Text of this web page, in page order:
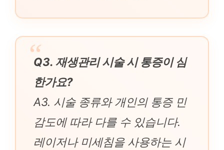
Q3. 재생관리 시술 시 통증이 심
한가요?
A3. 시술 종류와 개인의 통증 민
감도에 따라 다를 수 있습니다.
레이저나 미세침을 사용하는 시